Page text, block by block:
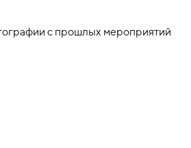
с прошлых мероприятий